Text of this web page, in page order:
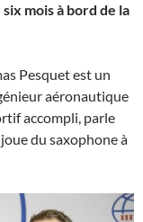
mois à bord de la
Pesquet est un
aéronautique
accompli, parle
du saxophone à